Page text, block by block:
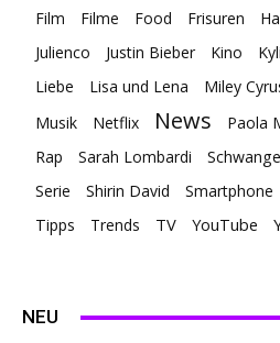
Film
Filme Food Frisuren
Julienco
Justin Bieber Kino
Liebe
Lisa und Lena Miley
Musik
Netflix News Paola
Rap
Sarah Lombardi
Serie
Shirin David Smartphone
Tipps
Trends TV YouTube
NEU